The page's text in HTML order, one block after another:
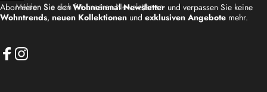
Melden Sie sich für unseren Newsletter an
Abonnieren Sie denWohneinmal Newsletter und verpassen Sie keine
Wohntrends, neuen Kollektionen und exklusiven Angebote mehr.